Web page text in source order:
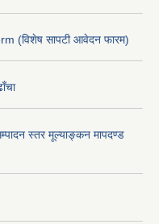
(विशेष सापटी आवेदन फारम)
स्तर मूल्याङ्कन मापदण्ड